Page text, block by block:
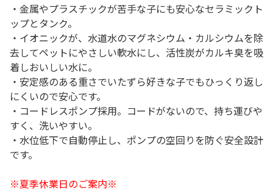
・金属やプラスチックが苦手な子にも安心なセラミックト
ップとタンク。
・イオニックが、水道水のマグネシウム・カルシウムを除
去してペットにやさしい軟水にし、活性炭がカルキ臭を吸
着しおいしい水に。
・安定感のある重さでいたずら好きな子でもひっくり返し
にくいので安心です。
・コードレスポンプ採用。コードがないので、持ち運びや
すく、洗いやすい。
・水位低下で自動停止し、ポンプの空回りを防ぐ安全設計
です。
※夏季休業日のご案内※